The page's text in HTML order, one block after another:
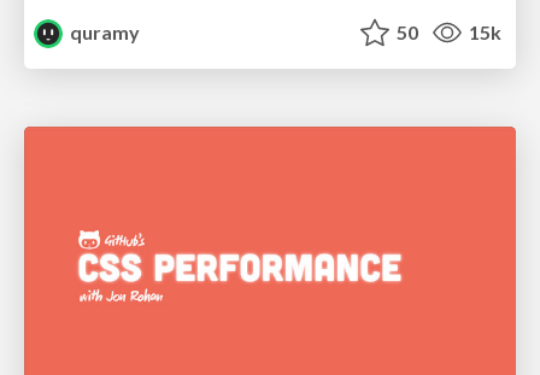
quramy
50 15k